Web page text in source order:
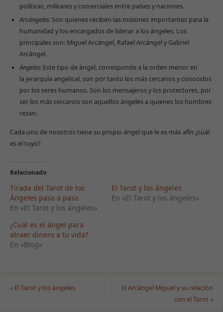
políticas, militares y comerciales entre países y naciones.
Arcángeles:Son quienes reciben las misiones importantes para la
humanidad y los encargados de liderar a los ángeles. Los
principales son: Miguel Arcángel, Rafael Arcángel y Gabriel
Arcángel.
Ángeles: Este tipo de ángel, corresponde a la orden menor en
la jerarquía angelical, son por tanto los más cercanos y conocidos
por los seres humanos. Son los mensajeros y los protectores, por
ser los más cercanos son aquellos ángeles a quienes los hombres
rezan.
Cada uno de nosotros tiene su propio ángel que le es más afín ¿cuál
es el tuyo?
Relacionado
Tirada del Tarot de los
Ángeles paso a paso
En «El Tarot y los ángeles»
El Tarot y los ángeles
En «El Tarot y los ángeles»
¿Cuál es el ángel para
atraer dinero a tu vida?
En «Blog»
«El Tarot y los ángeles
El Arcángel Miguel y su relación
con el Tarot »